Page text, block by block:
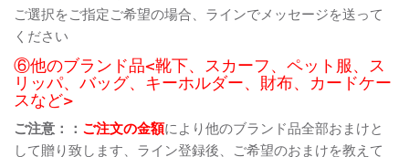
ご選択をご指定ご希望の場合、ラインでメッセージを送って
ください
⑥他のブランド品<靴下、スカーフ、ペット服、ス
リッパ、バッグ、キーホルダー、財布、カードケー
スなど>
ご注意：： ご注文の金額により他のブランド品全部おまけと
して贈り致します、ライン登録後、ご希望のおまけを教えて